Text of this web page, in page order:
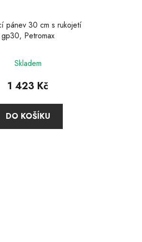
pánev 30 cm s rukojetí
gp30, Petromax
Skladem
1 423 Kč
DO KOŠÍKU